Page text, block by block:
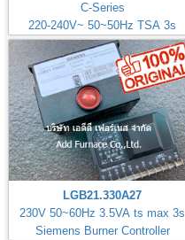
C-Series
220-240V~ 50~50Hz TSA 3s
LGB21.330A27
230V 50~60Hz 3.5VA ts max 3s
Siemens Burner Controller